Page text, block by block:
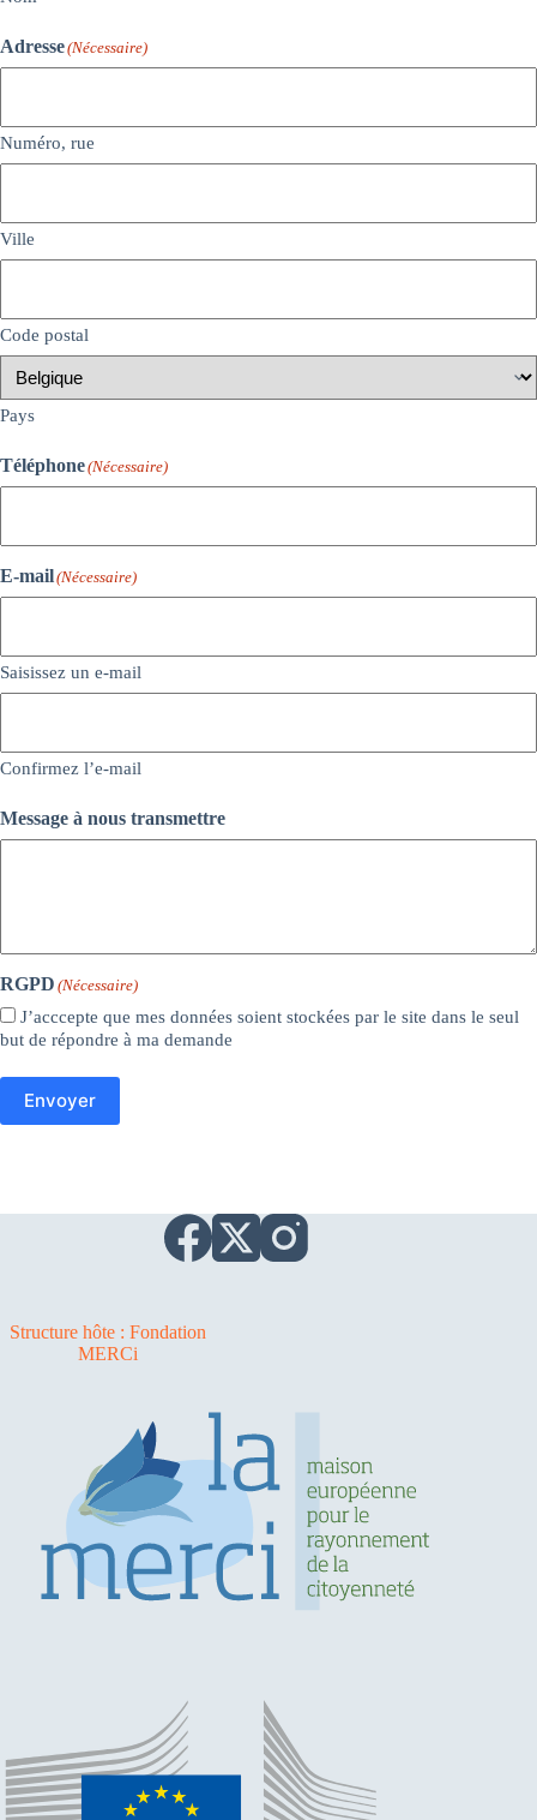
Adresse(Nécessaire)
Numéro, rue
Ville
Code postal
Pays
Téléphone(Nécessaire)
E-mail(Nécessaire)
Saisissez un e-mail
Confirmez l’e-mail
Message à nous transmettre
RGPD (Nécessaire)
J’acccepte que mes données soient stockées par le site dans le seul
but de répondre à ma demande
Envoyer
Structure hôte : Fondation
MERCi